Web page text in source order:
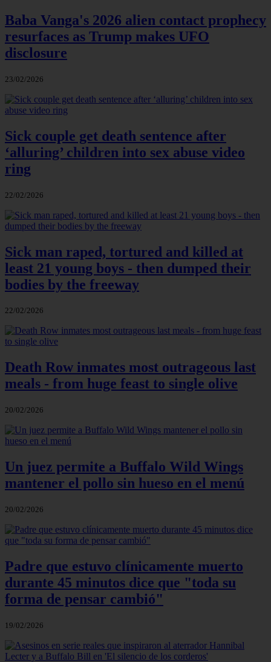
Baba Vanga's 2026 alien contact prophecy
resurfaces as Trump makes UFO
disclosure
23/02/2026
Sick couple get death sentence after
‘alluring’ children into sex abuse video
ring
22/02/2026
Sick man raped, tortured and killed at
least 21 young boys - then dumped their
bodies by the freeway
22/02/2026
Death Row inmates most outrageous last
meals - from huge feast to single olive
20/02/2026
Un juez permite a Buffalo Wild Wings
mantener el pollo sin hueso en el menú
20/02/2026
Padre que estuvo clínicamente muerto
durante 45 minutos dice que "toda su
forma de pensar cambió"
19/02/2026